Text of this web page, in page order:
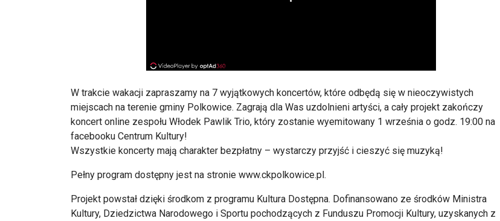
W trakcie wakacji zapraszamy na 7 wyjątkowych koncertów, które odbędą się w nieoczywistych
miejscach na terenie gminy Polkowice. Zagrają dla Was uzdolnieni artyści, a cały projekt zakończy
koncert online zespołu Włodek Pawlik Trio, który zostanie wyemitowany 1 września o godz. 19:00 na
facebooku Centrum Kultury!
Wszystkie koncerty mają charakter bezpłatny – wystarczy przyjść i cieszyć się muzyką!
Pełny program dostępny jest na stronie www.ckpolkowice.pl.
Projekt powstał dzięki środkom z programu Kultura Dostępna. Dofinansowano ze środków Ministra
Kultury, Dziedzictwa Narodowego i Sportu pochodzących z Funduszu Promocji Kultury, uzyskanych z